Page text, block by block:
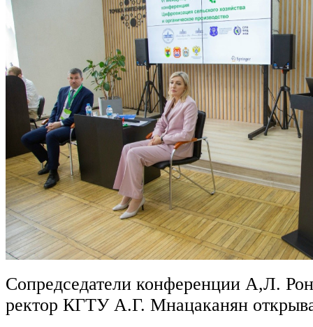
Сопредседатели конференции А,Л.
ректор КГТУ А.Г. Мнацаканян